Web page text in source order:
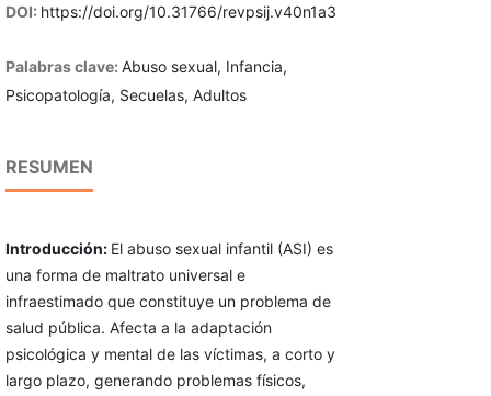
DOI: https://doi.org/10.31766/revpsij.v40n1a3
Palabras clave: Abuso sexual, Infancia,
Psicopatología, Secuelas, Adultos
RESUMEN
Introducción: El abuso sexual infantil (ASI) es
una forma de maltrato universal e
infraestimado que constituye un problema de
salud pública. Afecta a la adaptación
psicológica y mental de las víctimas, a corto y
largo plazo, generando problemas físicos,